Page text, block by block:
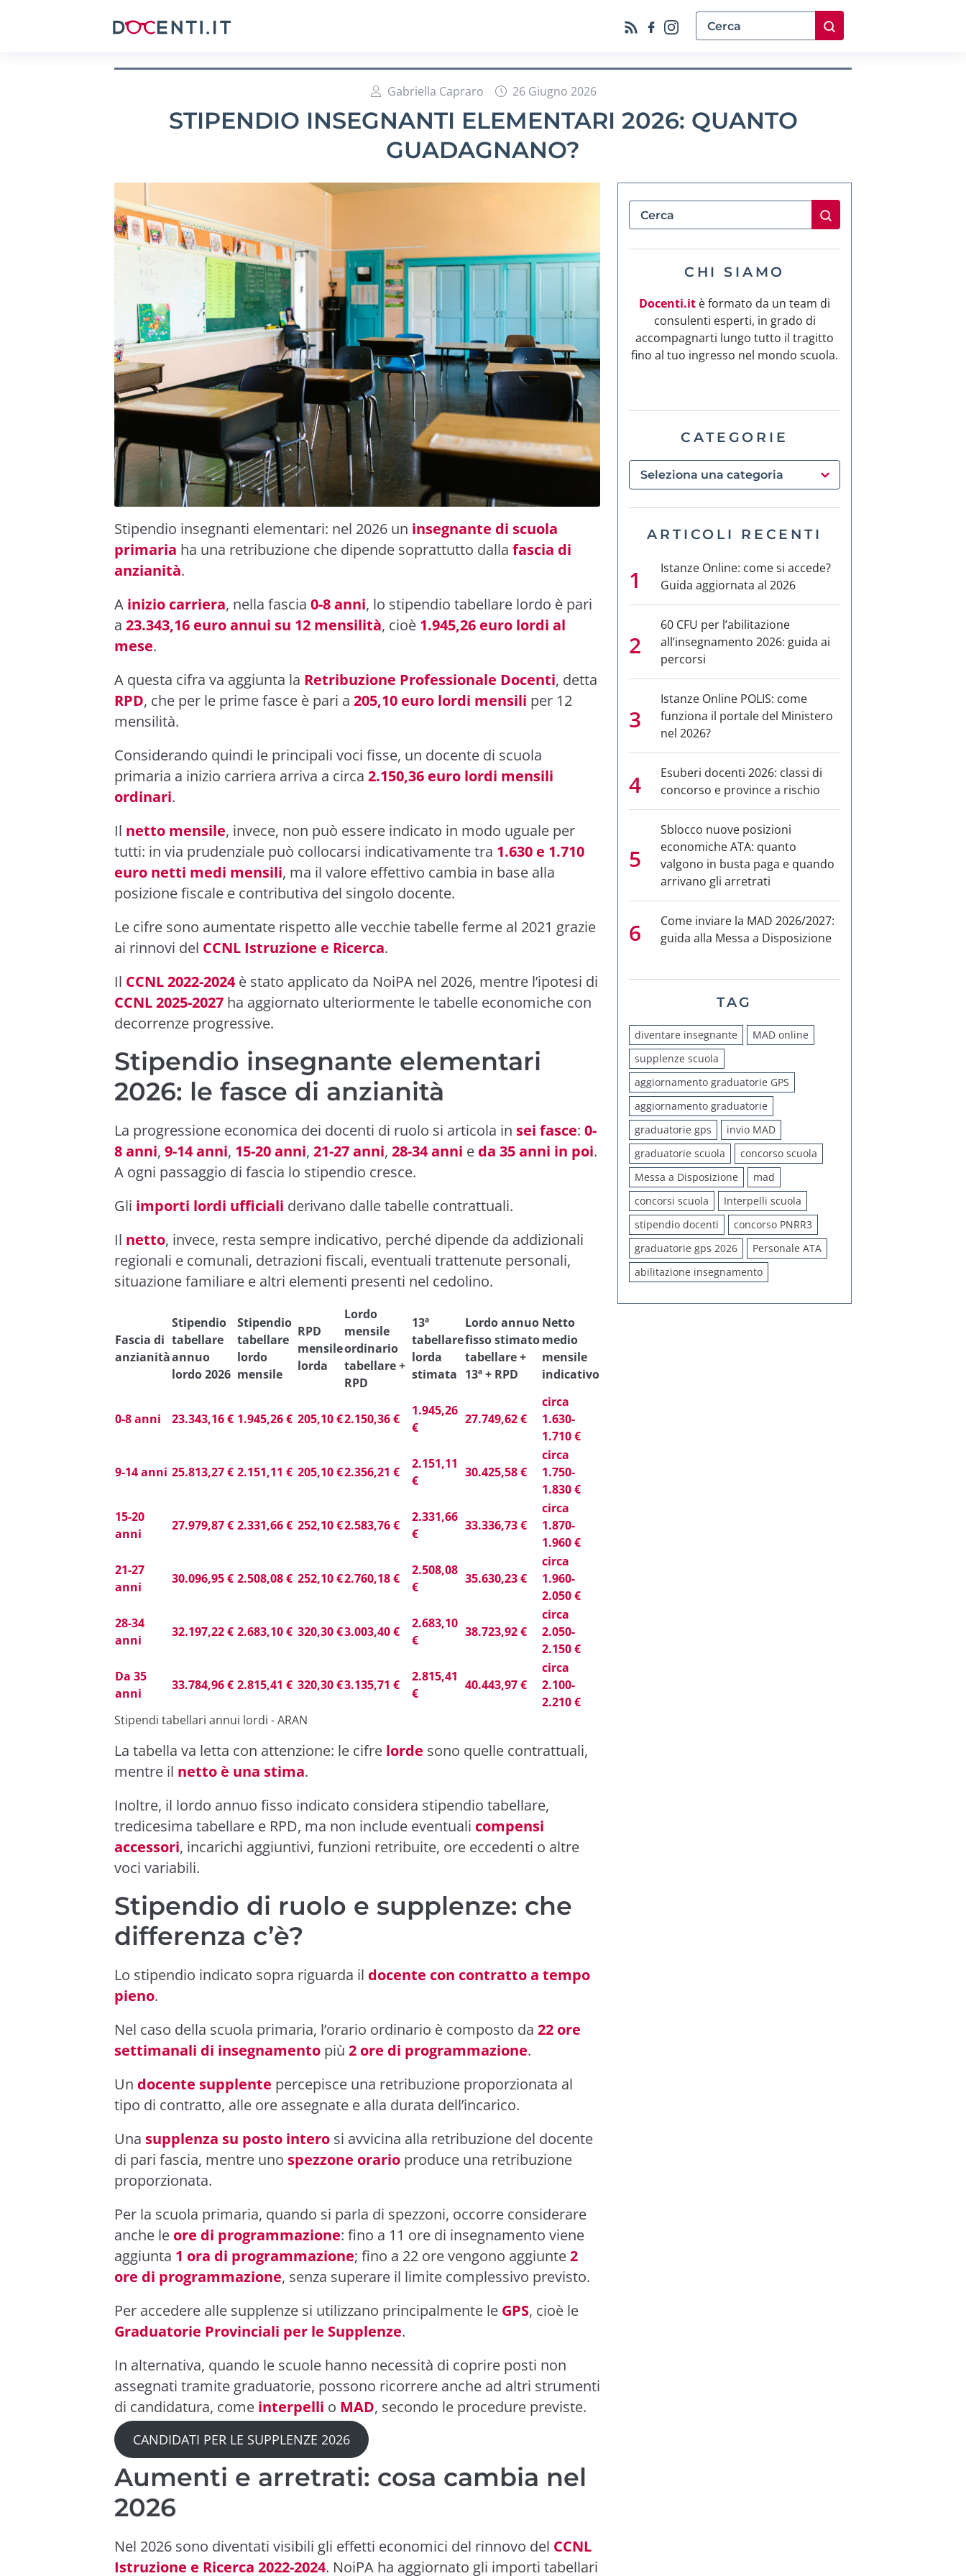
Gabriella Capraro 26 Giugno 2026
STIPENDIO INSEGNANTI ELEMENTARI 2026: QUANTO
GUADAGNANO?
Stipendio insegnanti elementari: nel 2026 un insegnante di scuola
primaria ha una retribuzione che dipende soprattutto dalla fascia di
anzianità.
A inizio carriera, nella fascia 0-8 anni, lo stipendio tabellare lordo è pari
a 23.343,16 euro annui su 12 mensilità, cioè 1.945,26 euro lordi al
mese.
A questa cifra va aggiunta la Retribuzione Professionale Docenti, detta
RPD, che per le prime fasce è pari a 205,10 euro lordi mensili per 12
mensilità.
Considerando quindi le principali voci fisse, un docente di scuola
primaria a inizio carriera arriva a circa 2.150,36 euro lordi mensili
ordinari.
Il netto mensile, invece, non può essere indicato in modo uguale per
tutti: in via prudenziale può collocarsi indicativamente tra 1.630 e 1.710
euro netti medi mensili, ma il valore effettivo cambia in base alla
posizione fiscale e contributiva del singolo docente.
Le cifre sono aumentate rispetto alle vecchie tabelle ferme al 2021 grazie
ai rinnovi del CCNL Istruzione e Ricerca.
Il CCNL 2022-2024è stato applicato da NoiPA nel 2026, mentre l’ipotesi di
CCNL 2025-2027 ha aggiornato ulteriormente le tabelle economiche con
decorrenze progressive.
Stipendio insegnante elementari
2026: le fasce di anzianità
La progressione economica dei docenti di ruolo si articola in sei fasce: 0-
8 anni, 9-14 anni, 15-20 anni, 21-27 anni, 28-34 anni e da 35 anni in poi.
A ogni passaggio di fascia lo stipendio cresce.
Gli importi lordi ufficiali derivano dalle tabelle contrattuali.
Il netto, invece, resta sempre indicativo, perché dipende da addizionali
regionali e comunali, detrazioni fiscali, eventuali trattenute personali,
situazione familiare e altri elementi presenti nel cedolino.
Fascia di
anzianità
Stipendio
tabellare
annuo
lordo 2026
Stipendio
tabellare
lordo
mensile
RPD
mensile
lorda
Lordo
mensile
ordinario
tabellare +
RPD
13ª
tabellare
lorda
stimata
Lordo annuo
fisso stimato
tabellare +
13ª + RPD
Netto
medio
mensile
indicativo
0-8 anni 23.343,16 € 1.945,26 € 205,10 €2.150,36 €
1.945,26
€
27.749,62 €
circa
1.630-
1.710 €
9-14 anni 25.813,27 € 2.151,11 € 205,10 €2.356,21 €
2.151,11
€
30.425,58 €
circa
1.750-
1.830 €
15-20
anni
27.979,87 € 2.331,66 € 252,10 €2.583,76 €
2.331,66
€
33.336,73 €
circa
1.870-
1.960 €
21-27
anni
30.096,95 € 2.508,08 € 252,10 €2.760,18 €
2.508,08
€
35.630,23 €
circa
1.960-
2.050 €
28-34
anni
32.197,22 € 2.683,10 € 320,30 €3.003,40 €
2.683,10
€
38.723,92 €
circa
2.050-
2.150 €
Da 35
anni
33.784,96 € 2.815,41 € 320,30 €3.135,71 €
2.815,41
€
40.443,97 €
circa
2.100-
2.210 €
Stipendi tabellari annui lordi - ARAN
La tabella va letta con attenzione: le cifre lorde sono quelle contrattuali,
mentre il netto è una stima.
Inoltre, il lordo annuo fisso indicato considera stipendio tabellare,
tredicesima tabellare e RPD, ma non include eventuali compensi
accessori, incarichi aggiuntivi, funzioni retribuite, ore eccedenti o altre
voci variabili.
Stipendio di ruolo e supplenze: che
differenza c’è?
Lo stipendio indicato sopra riguarda il docente con contratto a tempo
pieno.
Nel caso della scuola primaria, l’orario ordinario è composto da 22 ore
settimanali di insegnamento più 2 ore di programmazione.
Un docente supplente percepisce una retribuzione proporzionata al
tipo di contratto, alle ore assegnate e alla durata dell’incarico.
Una supplenza su posto intero si avvicina alla retribuzione del docente
di pari fascia, mentre uno spezzone orario produce una retribuzione
proporzionata.
Per la scuola primaria, quando si parla di spezzoni, occorre considerare
anche le ore di programmazione: fino a 11 ore di insegnamento viene
aggiunta 1 ora di programmazione; fino a 22 ore vengono aggiunte2
ore di programmazione, senza superare il limite complessivo previsto.
Per accedere alle supplenze si utilizzano principalmente le GPS, cioè le
Graduatorie Provinciali per le Supplenze.
In alternativa, quando le scuole hanno necessità di coprire posti non
assegnati tramite graduatorie, possono ricorrere anche ad altri strumenti
di candidatura, come interpelli o MAD, secondo le procedure previste.
CANDIDATI PER LE SUPPLENZE 2026
Aumenti e arretrati: cosa cambia nel
2026
Nel 2026 sono diventati visibili gli effetti economici del rinnovo del CCNL
Istruzione e Ricerca 2022-2024. NoiPA ha aggiornato gli importi tabellari
CHI SIAMO
Docenti.it è formato da un team di
consulenti esperti, in grado di
accompagnarti lungo tutto il tragitto
fino al tuo ingresso nel mondo scuola.
CATEGORIE
ARTICOLI RECENTI
Istanze Online: come si accede?
Guida aggiornata al 2026
60 CFU per l’abilitazione
all’insegnamento 2026: guida ai
percorsi
Istanze Online POLIS: come
funziona il portale del Ministero
nel 2026?
Esuberi docenti 2026: classi di
concorso e province a rischio
Sblocco nuove posizioni
economiche ATA: quanto
valgono in busta paga e quando
arrivano gli arretrati
Come inviare la MAD 2026/2027:
guida alla Messa a Disposizione
TAG
diventare insegnante
MAD online
supplenze scuola
aggiornamento graduatorie GPS
aggiornamento graduatorie
graduatorie gps
invio MAD
graduatorie scuola
concorso scuola
Messa a Disposizione
mad
concorsi scuola
Interpelli scuola
stipendio docenti
concorso PNRR3
graduatorie gps 2026
Personale ATA
abilitazione insegnamento